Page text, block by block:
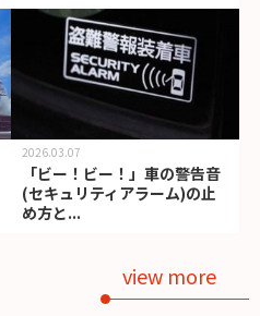
2026.03.07
「ビー！ビー！」車の警告音
(セキュリティアラーム)の止
め方と...
view more